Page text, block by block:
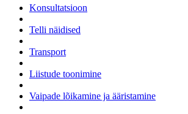
Konsultatsioon
Telli näidised
Transport
Liistude toonimine
Vaipade lõikamine ja ääristamine